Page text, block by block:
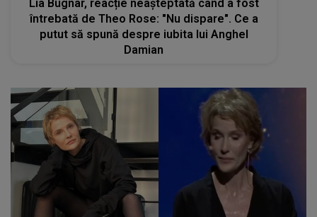
Lia Bugnar, reacție neașteptată când a fost
întrebată de Theo Rose: "Nu dispare". Ce a
putut să spună despre iubita lui Anghel
Damian